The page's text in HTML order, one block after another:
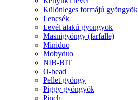
Különleges formájú gyöngyök
Lencsék
Levél alakú gyöngyök
Masnigyöngy (farfalle)
Miniduo
Mobyduo
NIB-BIT
O-bead
Pellet gyöngy
Piggy gyöngyök
Pinch